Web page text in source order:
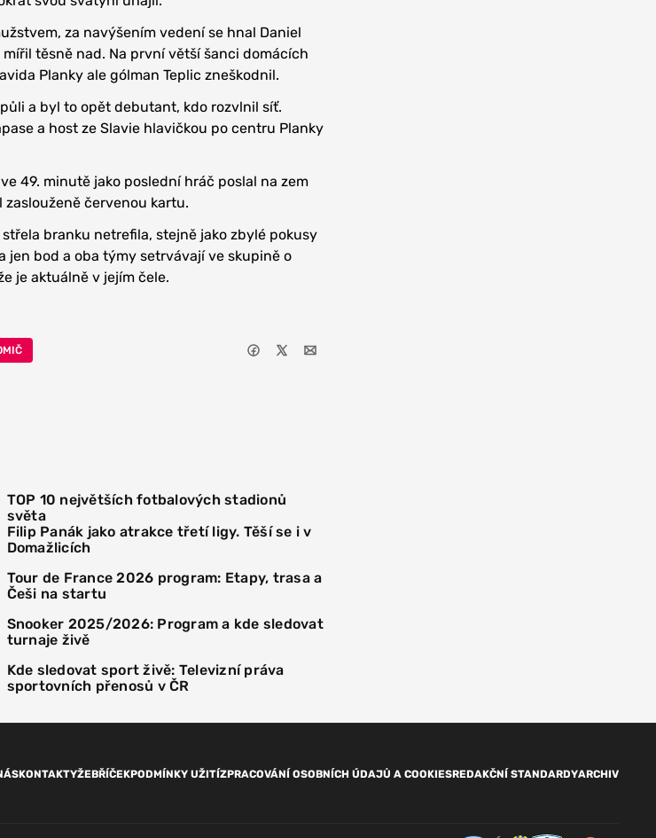
za navýšením vedení se hnal Daniel
těsně nad. Na první větší šanci domácích
Planky ale gólman Teplic zneškodnil.
a byl to opět debutant, kdo rozvlnil síť.
a host ze Slavie hlavičkou po centru Planky
49. minutě jako poslední hráč poslal na zem
červenou kartu.
branku netrefila, stejně jako zbylé pokusy
jen bod a oba týmy setrvávají ve skupině o
je aktuálně v jejím čele.
TOP 10 největších fotbalových stadionů
světa
Filip Panák jako atrakce třetí ligy. Těší se i v
Domažlicích
Tour de France 2026 program: Etapy, trasa a
Češi na startu
Snooker 2025/2026: Program a kde sledovat
turnaje živě
Kde sledovat sport živě: Televizní práva
sportovních přenosů v ČR
KONTAKTYŽEBŘÍČEKPODMÍNKY UŽITÍZPRACOVÁNÍ OSOBNÍCH ÚDAJŮ A COOKIESREDAKČNÍ STANDARDYARCHIV